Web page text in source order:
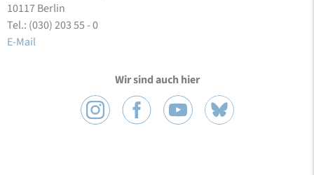
10117 Berlin
Tel.: (030) 203 55 - 0
E-Mail
Wir sind auch hier